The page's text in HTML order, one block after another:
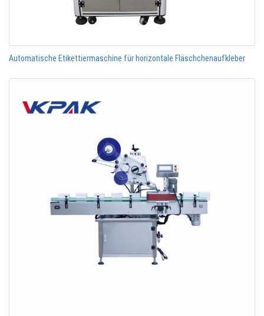
Automatische Etikettiermaschine für horizontale Fläschchenaufkleber